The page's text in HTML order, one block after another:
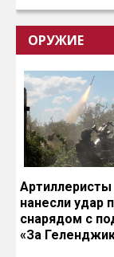
ОРУЖИЕ
Артиллеристы
нанесли удар
снарядом с
«За